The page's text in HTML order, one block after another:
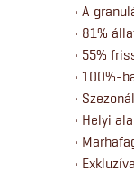
• A
• 81%
• 55%
• 100%-
•
• Helyi
•
•